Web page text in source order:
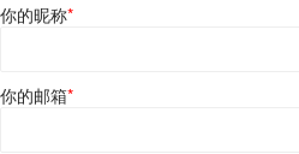
你的昵称*
你的邮箱*